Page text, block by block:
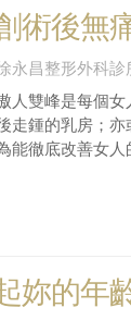
術後無
永昌整形外科診
人雙峰是每個
走鍾的乳房；
能徹底改善女人
妳的年